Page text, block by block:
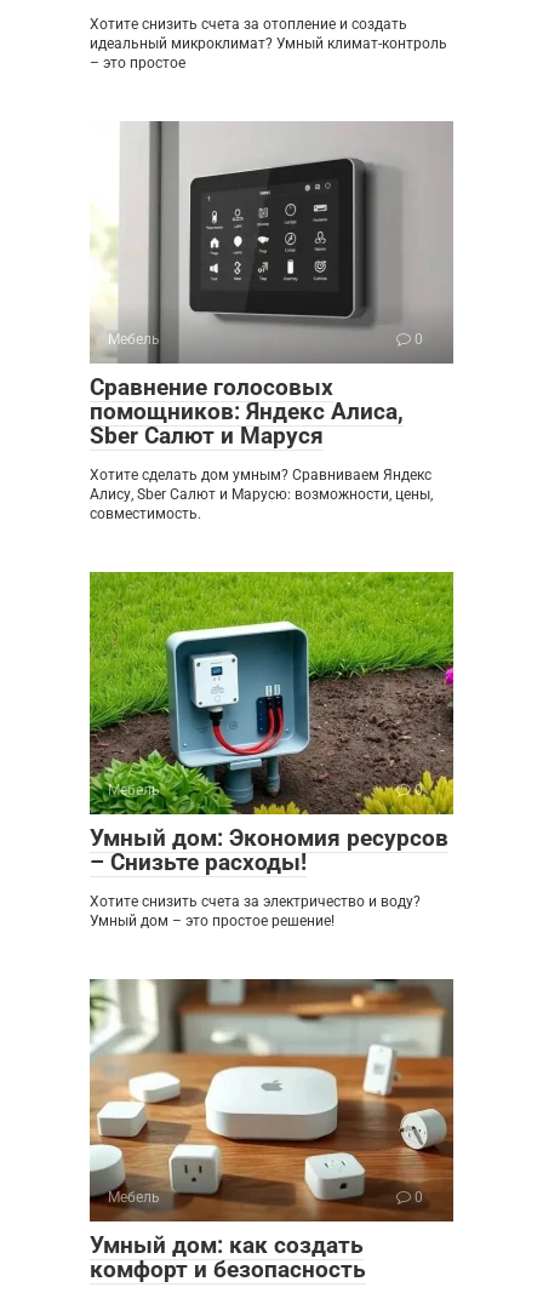
Хотите снизить счета за отопление и создать
идеальный микроклимат? Умный климат-контроль
– это простое
Мебель 0
Сравнение голосовых
помощников: Яндекс Алиса,
Sber Салют и Маруся
Хотите сделать дом умным? Сравниваем Яндекс
Алису, Sber Салют и Марусю: возможности, цены,
совместимость.
Мебель 0
Умный дом: Экономия ресурсов
– Снизьте расходы!
Хотите снизить счета за электричество и воду?
Умный дом – это простое решение!
Мебель 0
Умный дом: как создать
комфорт и безопасность